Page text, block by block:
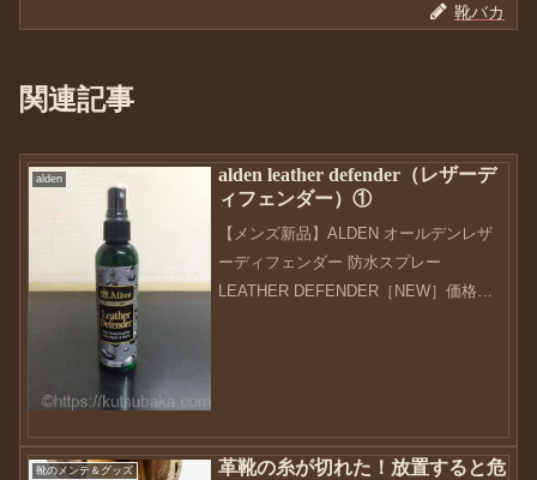
靴バカ
関連記事
alden
alden leather defender（レザーデ
ィフェンダー）①
【メンズ新品】ALDEN オールデンレザ
ーディフェンダー 防水スプレー
LEATHER DEFENDER［NEW］価格：
靴のメンテ＆グッズ
革靴の糸が切れた！放置すると危